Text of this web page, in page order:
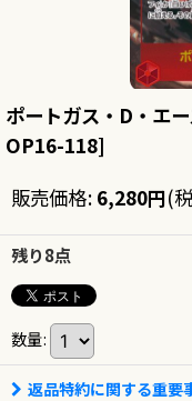
ポートガス・D・エ
OP16-118]
販売価格: 6,280円(
残り8点
数量:
返品特約に関する重要